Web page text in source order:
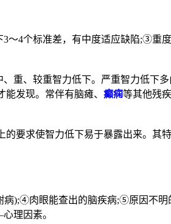
4个标准差，有中度适应缺陷;③重度
重、较重智力低下。严重智力低下多
发现。常伴有脑瘫、 癫痫等其他残
要求使智力低下易于暴露出来。其
);④肉眼能查出的脑疾病;⑤原因不明
理因素。